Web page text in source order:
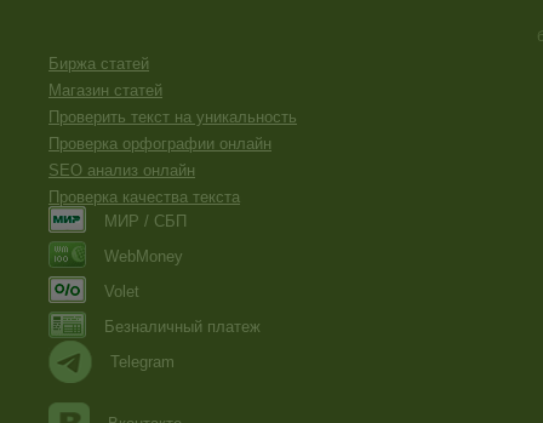
Биржа статей
Магазин статей
Проверить текст на уникальность
Проверка орфографии онлайн
SEO анализ онлайн
Проверка качества текста
МИР / СБП
WebMoney
Volet
Безналичный платеж
Telegram